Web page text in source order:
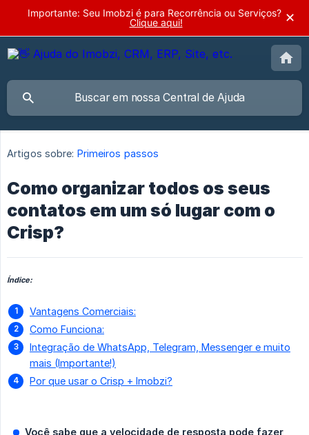
Importante: Seu Imobzi é para Recorrência ou Serviços?
Clique aqui!
✕
Artigos sobre: Primeiros passos
Como organizar todos os seus
contatos em um só lugar com o
Crisp?
Índice:
Vantagens Comerciais:
Como Funciona:
Integração de WhatsApp, Telegram, Messenger e muito
mais (Importante!)
Por que usar o Crisp + Imobzi?
Você sabe que a velocidade de resposta pode fazer